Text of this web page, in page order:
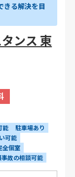
きる解決を目
ンス 東
能
駐車場あり
可能
全個室
事故の相談可能